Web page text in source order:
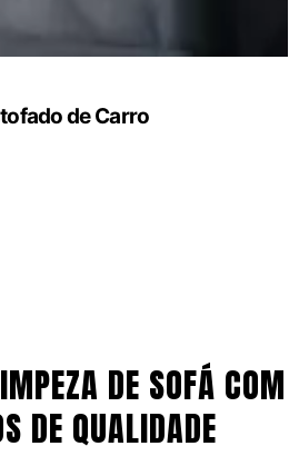
de Carro
DE SOFÁ COM
DE QUALIDADE